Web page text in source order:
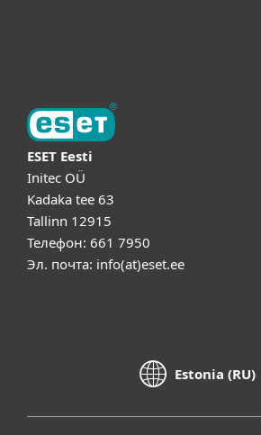
ESET Eesti
Initec OÜ
Kadaka tee 63
Tallinn 12915
Телефон: 661 7950
Эл. почта: info(at)eset.ee
Estonia (RU)